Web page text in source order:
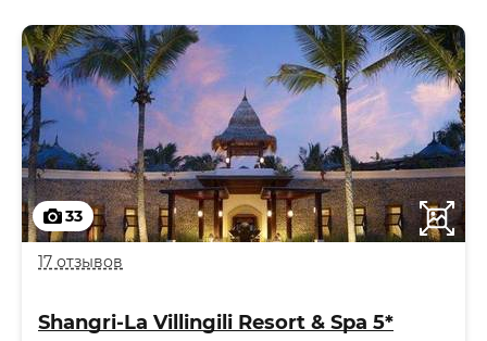
33
17 отзывов
Shangri-La Villingili Resort & Spa 5*